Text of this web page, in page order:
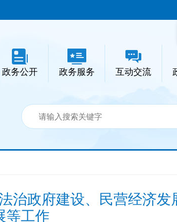
政务公开 政务服务 互动交流
治政府建设、民营经济发
等工作